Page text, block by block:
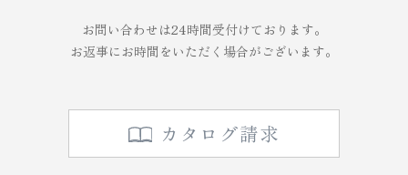
お問い合わせは24時間受付けております。
お返事にお時間をいただく場合がございます。
カタログ請求